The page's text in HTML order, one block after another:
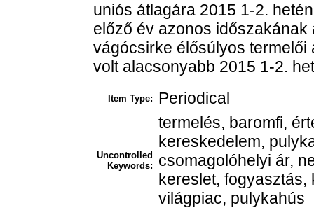
uniós átlagára 2015 1-2.
előző év azonos
vágócsirke élősúlyos
volt alacsonyabb 2015 1-2.
Item Type: Periodical
Uncontrolled
Keywords:
termelés, baromfi,
kereskedelem,
csomagolóhelyi ár,
kereslet, fogyasztás,
világpiac, pulykahús